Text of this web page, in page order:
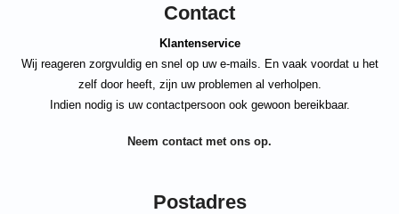
Contact
Klantenservice
Wij reageren zorgvuldig en snel op uw e-mails. En vaak voordat u het
zelf door heeft, zijn uw problemen al verholpen.
Indien nodig is uw contactpersoon ook gewoon bereikbaar.
Neem contact met ons op.
Postadres